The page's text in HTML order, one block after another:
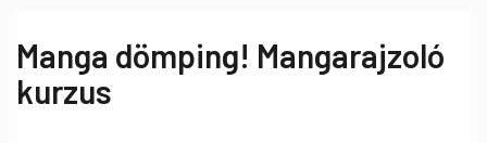
Manga dömping! Mangarajzoló
kurzus